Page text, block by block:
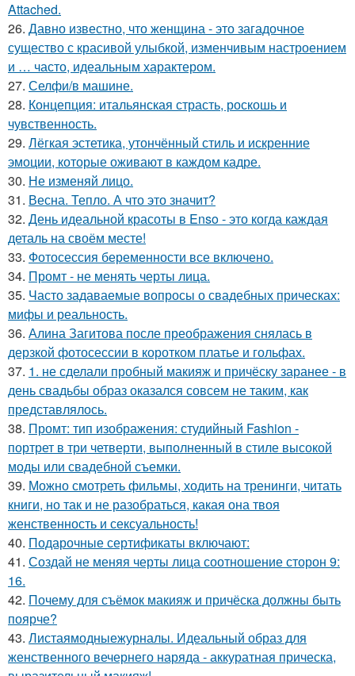
Attached.
26. Давно известно, что женщина - это загадочное
существо с красивой улыбкой, изменчивым настроением
и … часто, идеальным характером.
27. Селфи/в машине.
28. Концепция: итальянская страсть, роскошь и
чувственность.
29. Лёгкая эстетика, утончённый стиль и искренние
эмоции, которые оживают в каждом кадре.
30. Не изменяй лицо.
31. Весна. Тепло. А что это значит?
32. День идеальной красоты в Enso - это когда каждая
деталь на своём месте!
33. Фотосессия беременности все включено.
34. Промт - не менять черты лица.
35. Часто задаваемые вопросы о свадебных прическах:
мифы и реальность.
36. Алина Загитова после преображения снялась в
дерзкой фотосессии в коротком платье и гольфах.
37. 1. не сделали пробный макияж и причёску заранее - в
день свадьбы образ оказался совсем не таким, как
представлялось.
38. Промт: тип изображения: студийный Fashion -
портрет в три четверти, выполненный в стиле высокой
моды или свадебной съемки.
39. Можно смотреть фильмы, ходить на тренинги, читать
книги, но так и не разобраться, какая она твоя
женственность и сексуальность!
40. Подарочные сертификаты включают:
41. Создай не меняя черты лица соотношение сторон 9:
16.
42. Почему для съёмок макияж и причёска должны быть
поярче?
43. Листаямодныежурналы. Идеальный образ для
женственного вечернего наряда - аккуратная прическа,